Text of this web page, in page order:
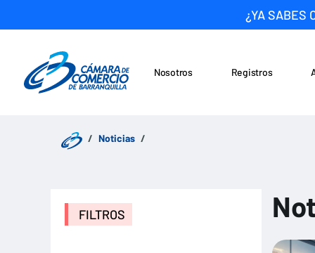
¿YA SABES
Nosotros Registros
Noticias
FILTROS